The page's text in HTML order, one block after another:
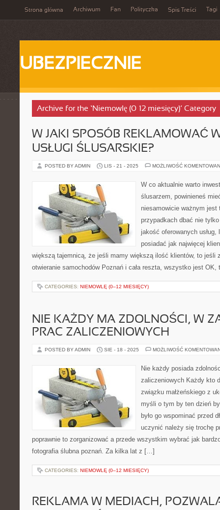
Strona główna Archiwum Fan Polityczka Spis Treści Tagi
UBEZPIECZNIE
Archive for the ‘Niemowlę (0–12 miesięcy)’ Category
W JAKI SPOSÓB REKLAMOWAĆ
USŁUGI ŚLUSARSKIE?
POSTED BY ADMIN LIS - 21 - 2025 MOŻLIWOŚĆ
W co aktualnie warto
ślusarzem, powinieneś
niesamowicie ważnym
przypadkach dbać nie
jakość oferowanych
posiadać jak najwięcej
większą tajemnicą, że jeśli mamy większą ilość klientów, to jeśli
otwieranie samochodów Poznań i cała reszta, wszystko jest
CATEGORIES: NIEMOWLĘ (0–12 MIESIĘCY)
NIE KAŻDY MA ZDOLNOŚCI, W
PRAC ZALICZENIOWYCH
POSTED BY ADMIN SIE - 18 - 2025 MOŻLIWOŚĆ
Nie każdy posiada
zaliczeniowych Każdy kto
związku małżeńskiego z
myśli o tym by ten dzień
było go wspominać przed
uczynić należy się trochę
poprawnie to zorganizować a przede wszystkim wybrać jak
fotografia ślubna poznań. Za kilka lat z […]
CATEGORIES: NIEMOWLĘ (0–12 MIESIĘCY)
REKLAMA W MEDIACH,